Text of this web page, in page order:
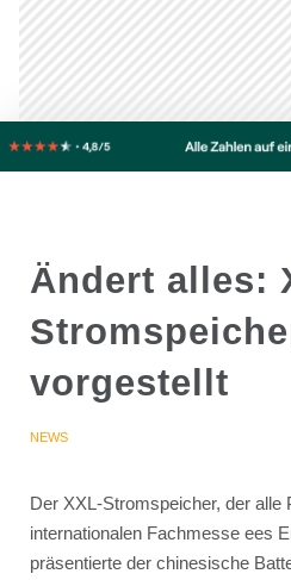
Ändert alles:
vorgestellt
NEWS
Der XXL-Stromspeicher, der alle
internationalen Fachmesse ees
präsentierte der chinesische